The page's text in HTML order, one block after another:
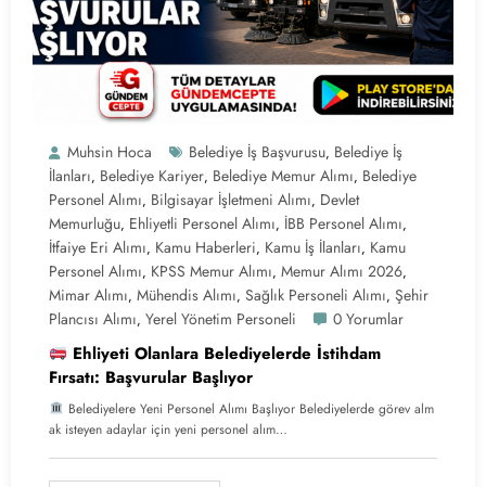
Muhsin Hoca Belediye İş Başvurusu, Belediye İş
İlanları, Belediye Kariyer, Belediye Memur Alımı, Belediye
Personel Alımı, Bilgisayar İşletmeni Alımı, Devlet
Memurluğu, Ehliyetli Personel Alımı, İBB Personel Alımı,
İtfaiye Eri Alımı, Kamu Haberleri, Kamu İş İlanları, Kamu
Personel Alımı, KPSS Memur Alımı, Memur Alımı 2026,
Mimar Alımı, Mühendis Alımı, Sağlık Personeli Alımı, Şehir
Plancısı Alımı, Yerel Yönetim Personeli 0 Yorumlar
Ehliyeti Olanlara Belediyelerde İstihdam
Fırsatı: Başvurular Başlıyor
Belediyelere Yeni Personel Alımı Başlıyor Belediyelerde görev alm
ak isteyen adaylar için yeni personel alım…